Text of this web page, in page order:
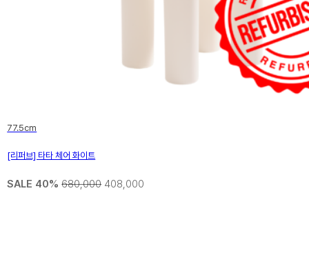
77.5cm
[리퍼브] 타타 체어 화이트
SALE 40% 680,000 408,000